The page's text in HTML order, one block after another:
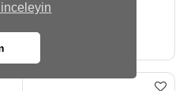
inceleyin